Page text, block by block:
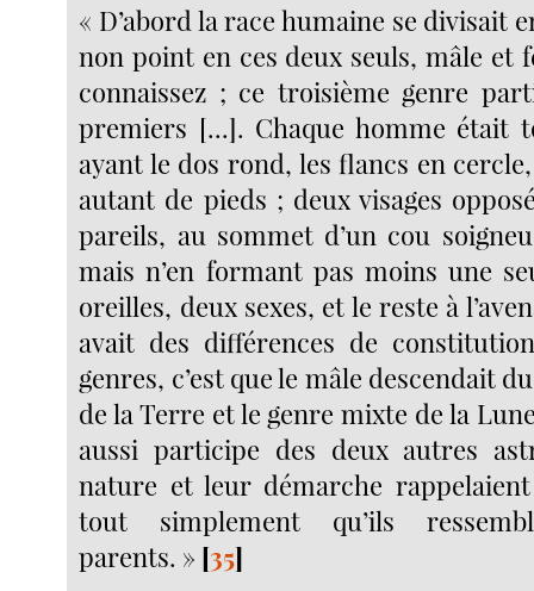
« D’abord la race humaine se divisait
non point en ces deux seuls, mâle et
connaissez ; ce troisième genre
premiers [...]. Chaque homme était
ayant le dos rond, les flancs en
autant de pieds ; deux visages
pareils, au sommet d’un cou
mais n’en formant pas moins une
oreilles, deux sexes, et le reste à
avait des différences de
genres, c’est que le mâle descendait
de la Terre et le genre mixte de la
aussi participe des deux autres
nature et leur démarche rappelaient
tout simplement qu’ils
parents. » [35]